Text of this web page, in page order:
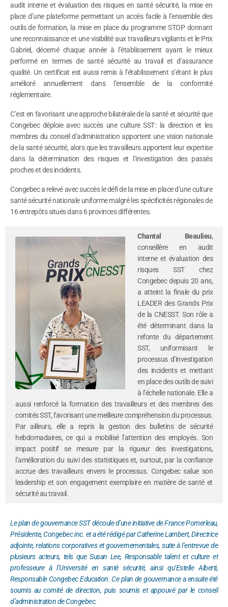
audit interne et évaluation des risques en santé sécurité, la mise en
place d’une plateforme permettant un accès facile à l’ensemble des
outils de formation, la mise en place du programme STOP donnant
une reconnaissance et une visibilité aux travailleurs vigilants et le Prix
Gabriel, décerné chaque année à l’établissement ayant le mieux
performé en termes de santé sécurité au travail et d’assurance
qualité. Un certificat est aussi remis à l’établissement s’étant le plus
amélioré annuellement dans l’ensemble de la conformité
réglementaire.
C’est en favorisant une approche bilatérale de la santé et sécurité que
Congebec déploie avec succès une culture SST : la direction et les
membres du conseil d’administration apportent une vision nationale
de la santé sécurité, alors que les travailleurs apportent leur expertise
dans la détermination des risques et l’investigation des passés
proches et des incidents.
Congebec a relevé avec succès le défi de la mise en place d’une culture
santé sécurité nationale uniforme malgré les spécificités régionales de
16 entrepôts situés dans 6 provinces différentes.
Chantal Beaulieu,
conseillère en audit
interne et évaluation des
risques SST chez
Congebec depuis 20 ans,
a atteint la finale du prix
LEADER des Grands Prix
de la CNESST. Son rôle a
été déterminant dans la
refonte du département
SST, uniformisant le
processus d’investigation
des incidents et mettant
en place des outils de suivi
à l’échelle nationale. Elle a
aussi renforcé la formation des travailleurs et des membres des
comités SST, favorisant une meilleure compréhension du processus.
Par ailleurs, elle a repris la gestion des bulletins de sécurité
hebdomadaires, ce qui a mobilisé l’attention des employés. Son
impact positif se mesure par la rigueur des investigations,
l’amélioration du suivi des statistiques et, surtout, par la confiance
accrue des travailleurs envers le processus. Congebec salue son
leadership et son engagement exemplaire en matière de santé et
sécurité au travail.
Le plan de gouvernance SST découle d’une initiative de France Pomerleau,
Présidente, Congebec inc. et a été rédigé par Catherine Lambert, Directrice
adjointe, relations corporatives et gouvernementales, suite à l’entrevue de
plusieurs acteurs, tels que Susan Lee, Responsable talent et culture et
professeure à l’Université en santé sécurité, ainsi qu’Estelle Alberti,
Responsable Congebec Education. Ce plan de gouvernance a ensuite été
soumis au comité de direction, puis soumis et appouvé par le conseil
d’administration de Congebec.